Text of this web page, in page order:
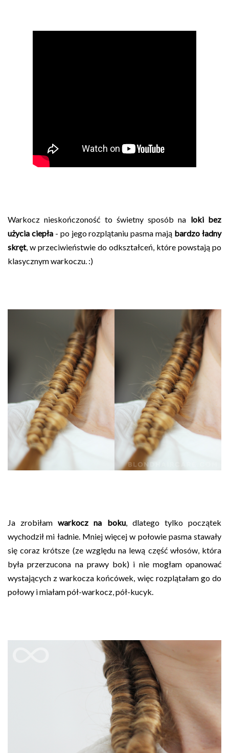
Warkocz nieskończoność to świetny sposób na loki bez
użycia ciepła- po jego rozplątaniu pasma mają bardzo ładny
skręt, w przeciwieństwie do odkształceń, które powstają po
klasycznym warkoczu. :)
Ja zrobiłamwarkocz na boku, dlatego tylko początek
wychodził mi ładnie. Mniej więcej w połowie pasma stawały
się coraz krótsze (ze względu na lewą część włosów, która
była przerzucona na prawy bok) i nie mogłam opanować
wystających z warkocza końcówek, więc rozplątałam go do
połowy i miałam pół-warkocz, pół-kucyk.